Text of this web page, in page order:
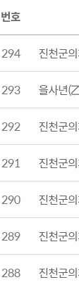
번호
294 진천군
293 을사년(
292 진천군
291 진천군
290 진천군
289 진천군
288 진천군